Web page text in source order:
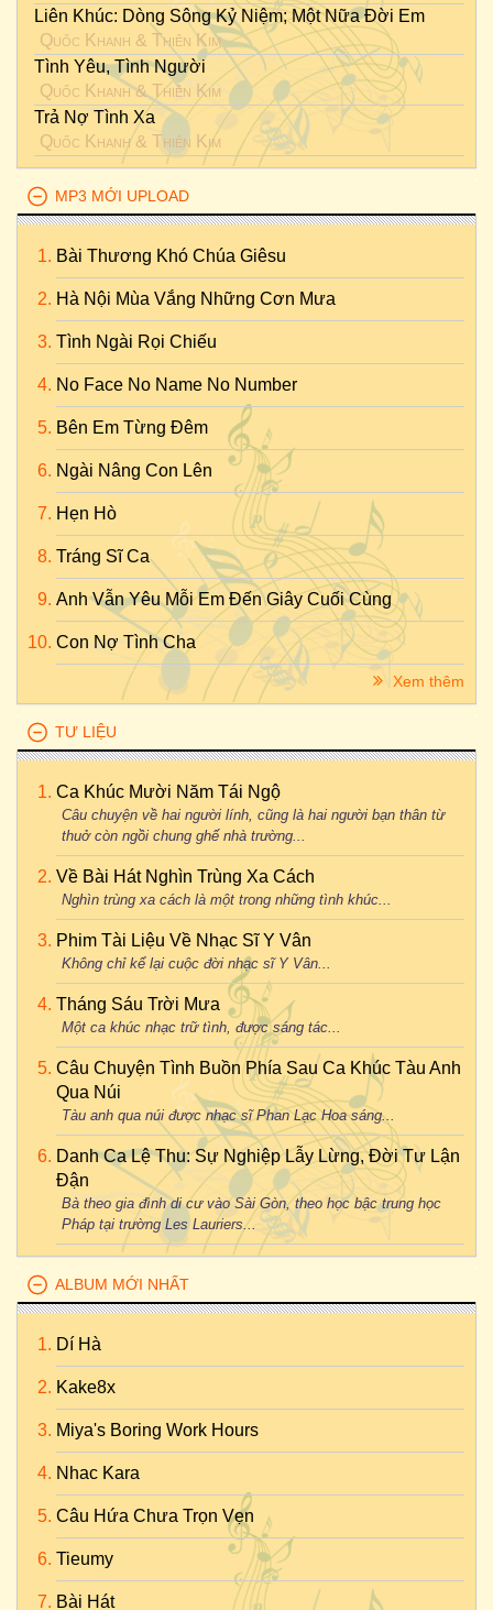
Liên Khúc: Dòng Sông Kỷ Niệm; Một Nữa Đời Em
Quốc Khanh & Thiên Kim
Tình Yêu, Tình Người
Quốc Khanh&Thiên Kim
Trả Nợ Tình Xa
Quốc Khanh& Thiên Kim
MP3 MỚI UPLOAD
Bài Thương Khó Chúa Giêsu
Hà Nội Mùa Vắng Những Cơn Mưa
Tình Ngài Rọi Chiếu
No Face No Name No Number
Bên Em Từng Đêm
Ngài Nâng Con Lên
Hẹn Hò
Tráng Sĩ Ca
Anh Vẫn Yêu Mỗi Em Đến Giây Cuối Cùng
Con Nợ Tình Cha
Xem thêm
TƯ LIỆU
Ca Khúc Mười Năm Tái Ngộ
Câu chuyện về hai người lính, cũng là hai người bạn thân từ
thuở còn ngồi chung ghế nhà trường...
Về Bài Hát Nghìn Trùng Xa Cách
Nghìn trùng xa cách là một trong những tình khúc...
Phim Tài Liệu Về Nhạc Sĩ Y Vân
Không chỉ kể lại cuộc đời nhạc sĩ Y Vân...
Tháng Sáu Trời Mưa
Một ca khúc nhạc trữ tình, được sáng tác...
Câu Chuyện Tình Buồn Phía Sau Ca Khúc Tàu Anh
Qua Núi
Tàu anh qua núi được nhạc sĩ Phan Lạc Hoa sáng...
Danh Ca Lệ Thu: Sự Nghiệp Lẫy Lừng, Đời Tư Lận
Đận
Bà theo gia đình di cư vào Sài Gòn, theo học bậc trung học
Pháp tại trường Les Lauriers...
ALBUM MỚI NHẤT
Dí Hà
Kake8x
Miya's Boring Work Hours
Nhac Kara
Câu Hứa Chưa Trọn Vẹn
Tieumy
Bài Hát